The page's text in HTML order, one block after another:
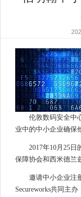
伦敦数码安全中
业中的中小企业确保
2017年10月25日
保障协会和西米德兰
邀请中小企业注
Secureworks共同主办